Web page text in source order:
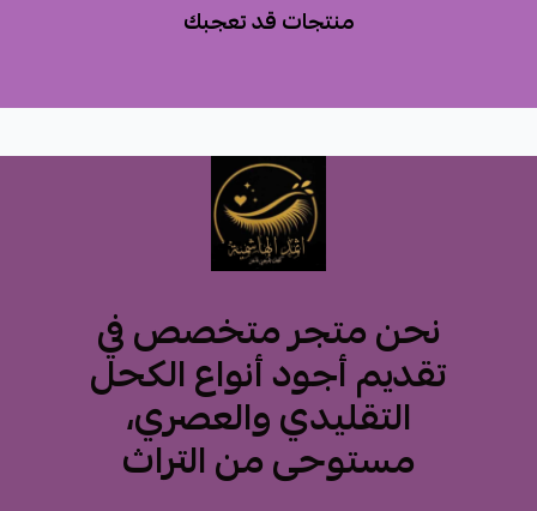
منتجات قد تعجبك
نحن متجر متخصص في
تقديم أجود أنواع الكحل
التقليدي والعصري،
مستوحى من التراث